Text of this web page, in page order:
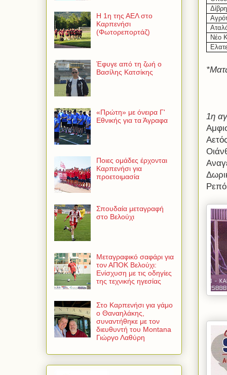
Δίβρη
Νέο
1η
Η 1η της ΑΕΛ στο
Καρπενήσι
(Φωτορεπορτάζ)
Έφυγε από τη ζωή ο
Βασίλης Κατσίκης
«Πρώτη» με όνειρα Γ'
Εθνικής για τα Άγραφα
Ποιες ομάδες έρχονται
Καρπενήσι για
προετοιμασία
Σπουδαία μεταγραφή
στο Βελούχι
Μεταγραφικό σαφάρι για
τον ΑΠΟΚ Βελούχι:
Ενίσχυση με τις οδηγίες
της τεχνικής ηγεσίας
Στο Καρπενήσι για γάμο
ο Θαναηλάκης,
συναντήθηκε με τον
διευθυντή του Montana
Γιώργο Λαθύρη